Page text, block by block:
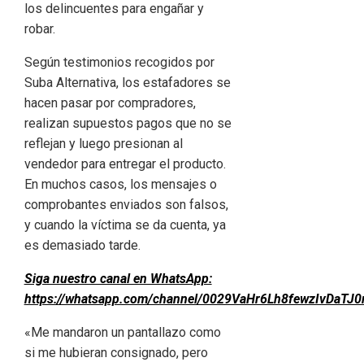
los delincuentes para engañar y
robar.
Según testimonios recogidos por
Suba Alternativa, los estafadores se
hacen pasar por compradores,
realizan supuestos pagos que no se
reflejan y luego presionan al
vendedor para entregar el producto.
En muchos casos, los mensajes o
comprobantes enviados son falsos,
y cuando la víctima se da cuenta, ya
es demasiado tarde.
Siga nuestro canal en WhatsApp:
https://whatsapp.com/channel/
«Me mandaron un pantallazo como
si me hubieran consignado, pero